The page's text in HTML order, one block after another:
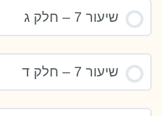
שיעור 7 – חלק ג
שיעור 7 – חלק ד